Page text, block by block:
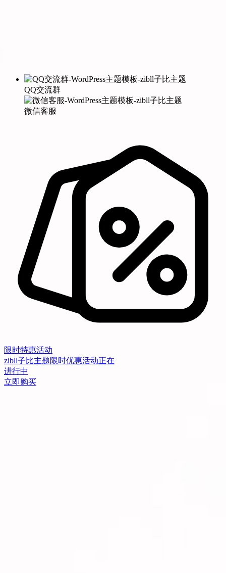
QQ交流群
微信客服
限时特惠活动
zibll子比主题限时优惠活动正在
进行中
立即购买